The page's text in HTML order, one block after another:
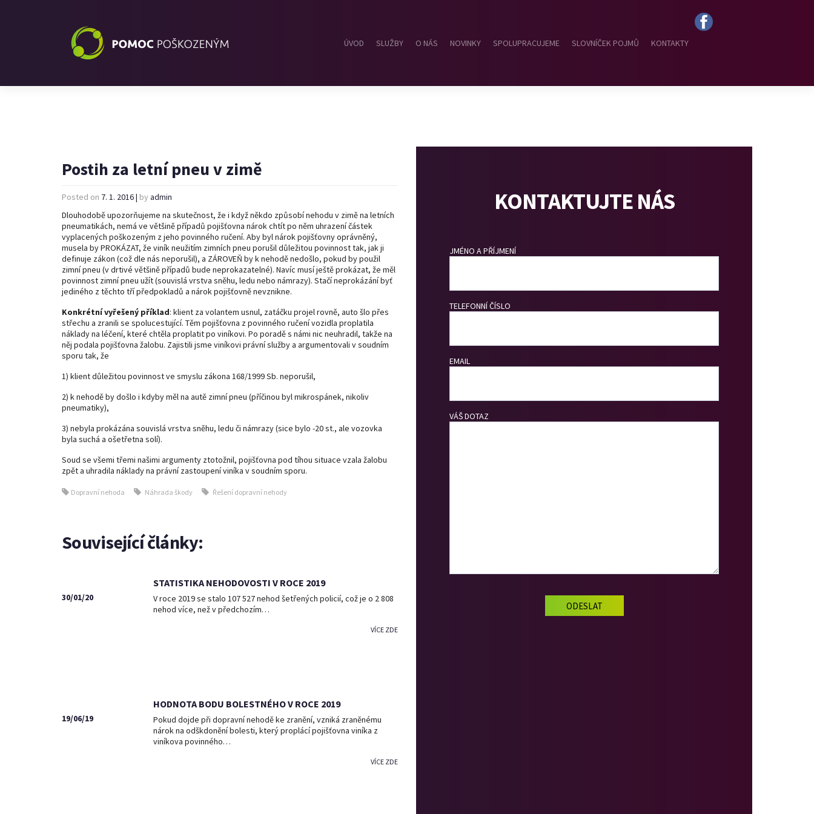
ÚVOD SLUŽBY O NÁS NOVINKY SPOLUPRACUJEME SLOVNÍČEK POJMŮ KONTAKTY
Postih za letní pneu v zimě
Posted on 7. 1. 2016| by admin
Dlouhodobě upozorňujeme na skutečnost, že i když někdo způsobí nehodu v zimě na letních
pneumatikách, nemá ve většině případů pojišťovna nárok chtít po něm uhrazení částek
vyplacených poškozeným z jeho povinného ručení. Aby byl nárok pojišťovny oprávněný,
musela by PROKÁZAT, že viník neužitím zimních pneu porušil důležitou povinnost tak, jak ji
definuje zákon (což dle nás neporušil), a ZÁROVEŇ by k nehodě nedošlo, pokud by použil
zimní pneu (v drtivé většině případů bude neprokazatelné). Navíc musí ještě prokázat, že měl
povinnost zimní pneu užít (souvislá vrstva sněhu, ledu nebo námrazy). Stačí neprokázání byť
jediného z těchto tří předpokladů a nárok pojišťovně nevznikne.
Konkrétní vyřešený příklad: klient za volantem usnul, zatáčku projel rovně, auto šlo přes
střechu a zranili se spolucestující. Těm pojišťovna z povinného ručení vozidla proplatila
náklady na léčení, které chtěla proplatit po viníkovi. Po poradě s námi nic neuhradil, takže na
něj podala pojišťovna žalobu. Zajistili jsme viníkovi právní služby a argumentovali v soudním
sporu tak, že
1) klient důležitou povinnost ve smyslu zákona 168/1999 Sb. neporušil,
2) k nehodě by došlo i kdyby měl na autě zimní pneu (příčinou byl mikrospánek, nikoliv
pneumatiky),
3) nebyla prokázána souvislá vrstva sněhu, ledu či námrazy (sice bylo -20 st., ale vozovka
byla suchá a ošetřetna solí).
Soud se všemi třemi našimi argumenty ztotožnil, pojišťovna pod tíhou situace vzala žalobu
zpět a uhradila náklady na právní zastoupení viníka v soudním sporu.
Dopravní nehoda Náhrada škody Řešení dopravní nehody
Související články:
30/01/20
STATISTIKA NEHODOVOSTI V ROCE 2019
V roce 2019 se stalo 107 527 nehod šetřených policií, což je o 2 808
nehod více, než v předchozím…
VÍCE ZDE
19/06/19
HODNOTA BODU BOLESTNÉHO V ROCE 2019
Pokud dojde při dopravní nehodě ke zranění, vzniká zraněnému
nárok na odškdonění bolesti, který proplácí pojišťovna viníka z
viníkova povinného…
VÍCE ZDE
KONTAKTUJTE NÁS
JMÉNO A PŘÍJMENÍ
TELEFONNÍ ČÍSLO
EMAIL
VÁŠ DOTAZ